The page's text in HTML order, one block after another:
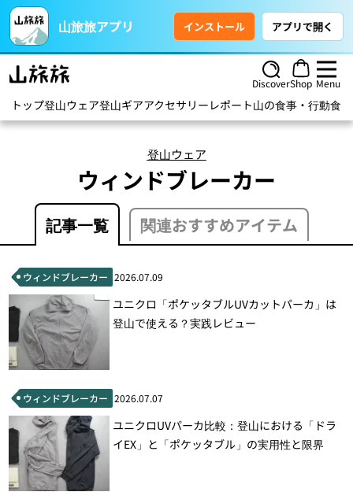
山旅旅アプリ インストール アプリで開く
DiscoverShop Menu
トップ登山ウェア登山ギアアクセサリー レポート山の食事・行動食
登山ウェア
ウィンドブレーカー
記事一覧 関連おすすめアイテム
ウィンドブレーカー 2026.07.09
ユニクロ「ポケッタブルUVカットパーカ」は
登山で使える？実践レビュー
ウィンドブレーカー 2026.07.07
ユニクロUVパーカ比較：登山における「ドラ
イEX」と「ポケッタブル」の実用性と限界